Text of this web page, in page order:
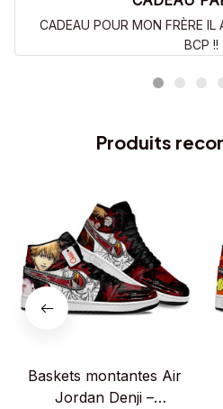
CADEAU POUR MON FRÈRE IL
BCP !!
Produits
Baskets montantes Air
Jordan Denji –